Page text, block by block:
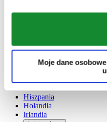
Moje dane
Dutch
简体中文
Dania
France
Hiszpania
Holandia
Irlandia